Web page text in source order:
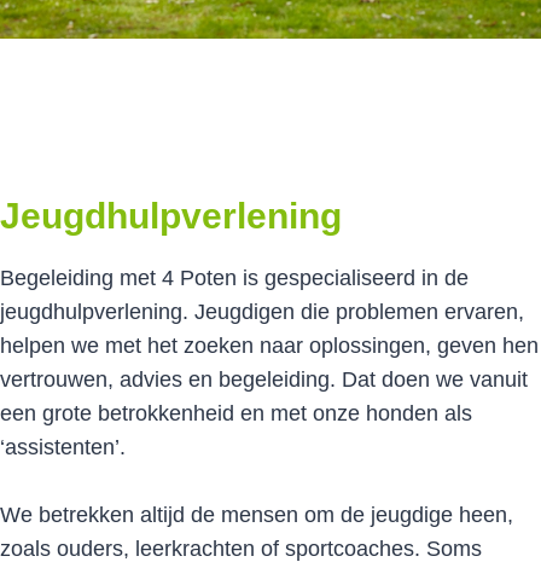
Jeugdhulpverlening
Begeleiding met 4 Poten is gespecialiseerd in de
jeugdhulpverlening. Jeugdigen die problemen ervaren,
helpen we met het zoeken naar oplossingen, geven hen
vertrouwen, advies en begeleiding. Dat doen we vanuit
een grote betrokkenheid en met onze honden als
‘assistenten’.
We betrekken altijd de mensen om de jeugdige heen,
zoals ouders, leerkrachten of sportcoaches. Soms